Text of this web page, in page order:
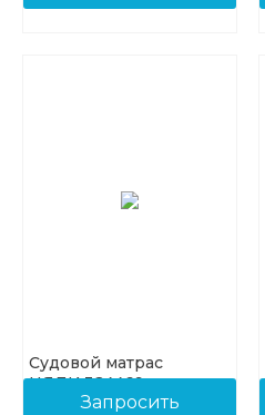
Судовой матрас
НЯДИ.324469
Запросить